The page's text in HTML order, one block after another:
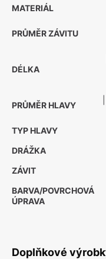
MATERIÁL
PRŮMĚR ZÁVITU
DÉLKA
PRŮMĚR HLAVY
TYP HLAVY
DRÁŽKA
ZÁVIT
BARVA/POVRCHOVÁ
ÚPRAVA
Doplňkové